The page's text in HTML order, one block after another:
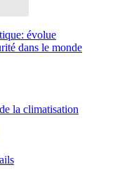
évolue
dans le monde
la climatisation